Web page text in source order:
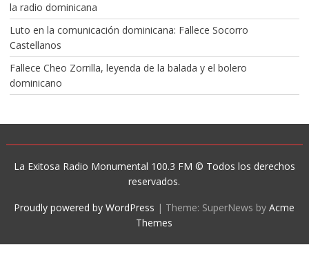
la radio dominicana
Luto en la comunicación dominicana: Fallece Socorro
Castellanos
Fallece Cheo Zorrilla, leyenda de la balada y el bolero
dominicano
La Exitosa Radio Monumental 100.3 FM © Todos los derechos
reservados.
Proudly powered by WordPress | Theme: SuperNews byAcme
Themes